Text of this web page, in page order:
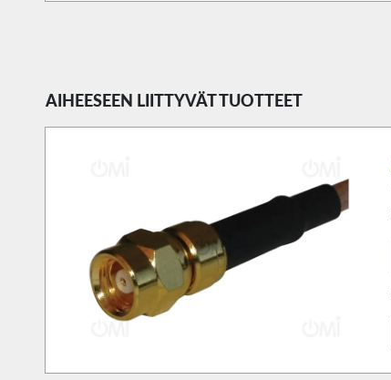
AIHEESEEN LIITTYVÄT TUOTTEET